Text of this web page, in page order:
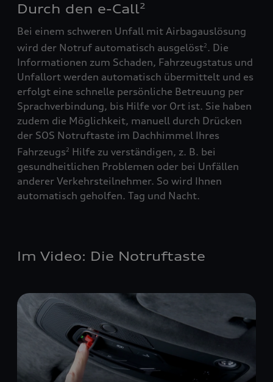
Durch den e-Call2
Bei einem schweren Unfall mit Airbagauslösung
wird der Notruf automatisch ausgelöst2 . Die
Informationen zum Schaden, Fahrzeugstatus und
Unfallort werden automatisch übermittelt und es
erfolgt eine schnelle persönliche Betreuung per
Sprachverbindung, bis Hilfe vor Ort ist. Sie haben
zudem die Möglichkeit, manuell durch Drücken
der SOS Notruftaste im Dachhimmel Ihres
Fahrzeugs2 Hilfe zu verständigen, z. B. bei
gesundheitlichen Problemen oder bei Unfällen
anderer Verkehrsteilnehmer. So wird Ihnen
automatisch geholfen. Tag und Nacht.
Im Video: Die Notruftaste